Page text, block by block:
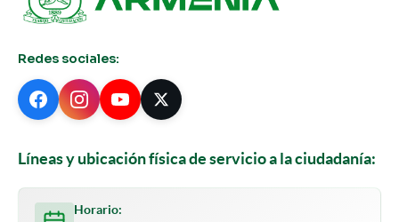
Redes sociales:
Líneas y ubicación física de servicio a la ciudadanía:
Horario: